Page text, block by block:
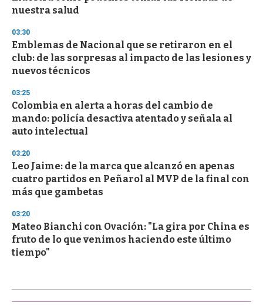
nuestra salud
03:30
Emblemas de Nacional que se retiraron en el
club: de las sorpresas al impacto de las lesiones y
nuevos técnicos
03:25
Colombia en alerta a horas del cambio de
mando: policía desactiva atentado y señala al
auto intelectual
03:20
Leo Jaime: de la marca que alcanzó en apenas
cuatro partidos en Peñarol al MVP de la final con
más que gambetas
03:20
Mateo Bianchi con Ovación: "La gira por China es
fruto de lo que venimos haciendo este último
tiempo"